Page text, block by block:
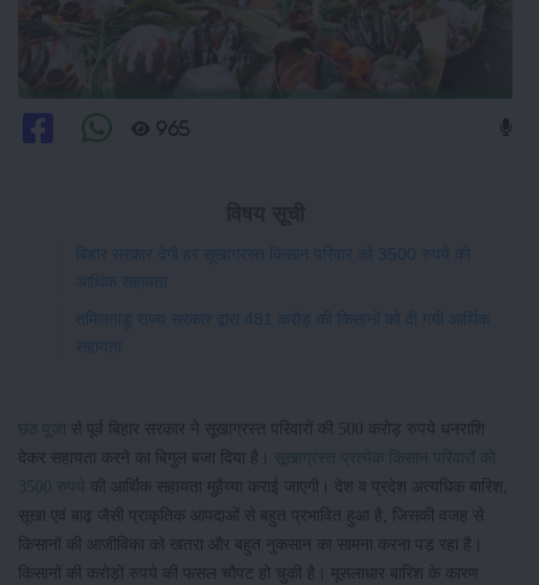
965
बिहार सरकार देगी हर सूखाग्रस्त किसान परिवार को 3500 रुपये की
आर्थिक सहायता
तमिलनाडू राज्य सरकार द्वारा 481 करोड़ की किसानों को दी गयी आर्थिक
सहायता
छठ पूजा
से पूर्व बिहार सरकार ने सूखाग्रस्त परिवारों की 500 करोड़ रुपये धनराशि
देकर सहायता करने का बिगुल बजा दिया है।
सूखाग्रस्त प्रत्येक किसान परिवारों को
3500 रुपये
की आर्थिक सहायता मुहैय्या कराई जाएगी। देश व प्रदेश अत्यधिक बारिश,
सूखा एवं बाढ़ जैसी प्राकृतिक आपदाओं से बहुत प्रभावित हुआ है, जिसकी वजह से
किसानों की आजीविका को खतरा और बहुत नुकसान का सामना करना पड़ रहा है।
किसानों की करोड़ों रुपये की फसल चौपट हो चुकी है। मूसलाधार बारिश के कारण